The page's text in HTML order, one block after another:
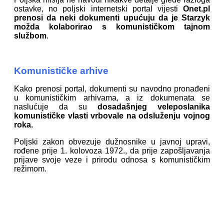
ostavke, no poljski internetski portal vijesti Onet.pl
prenosi da neki dokumenti upućuju da je Starzyk
možda kolaborirao s komunističkom tajnom
službom.
Komunističke arhive
Kako prenosi portal, dokumenti su navodno pronađeni
u komunističkim arhivama, a iz dokumenata se
naslućuje da su dosadašnjeg veleposlanika
komunističke vlasti vrbovale na odsluženju vojnog
roka.
Poljski zakon obvezuje dužnosnike u javnoj upravi,
rođene prije 1. kolovoza 1972., da prije zapošljavanja
prijave svoje veze i prirodu odnosa s komunističkim
režimom.